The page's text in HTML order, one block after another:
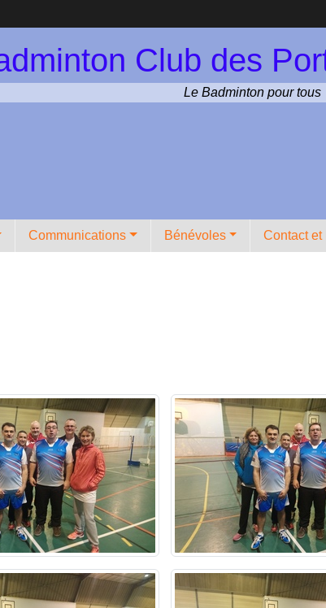
Club des
Le Badminton pour tous
Communications Bénévoles Contact et